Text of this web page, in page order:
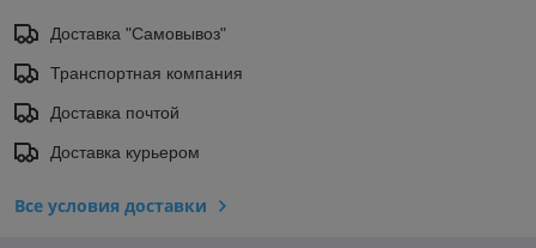
Доставка "Самовывоз"
Транспортная компания
Доставка почтой
Доставка курьером
Все условия доставки